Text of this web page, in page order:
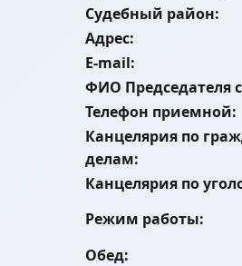
Судебный район:
Адрес:
E-mail:
ФИО Председателя
Телефон приемной:
Канцелярия по
делам:
Канцелярия по
Режим работы:
Обед: